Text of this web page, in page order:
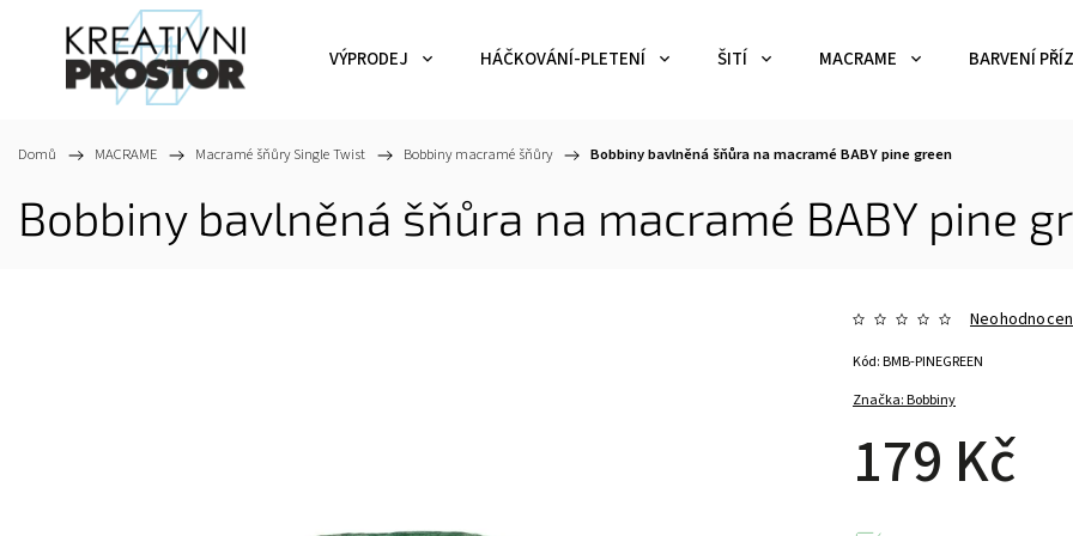
VÝPRODEJ HÁČKOVÁNÍ-PLETENÍ ŠITÍ MACRAME BARVENÍ
Domů / MACRAME / Macramé šňůry Single Twist / Bobbiny macramé šňůry / Bobbiny bavlněná šňůra na macramé BABY pine green
Bobbiny bavlněná šňůra na macramé BABY pine
Značka:Bobbiny
179 Kč
Kód:BMB-PINEGREEN